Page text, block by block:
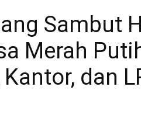
Sambut
Merah
dan